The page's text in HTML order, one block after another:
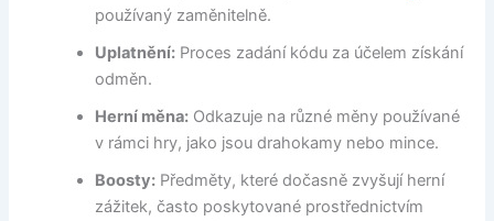
používaný zaměnitelně.
Uplatnění: Proces zadání kódu za účelem získání
odměn.
Herní měna: Odkazuje na různé měny používané
v rámci hry, jako jsou drahokamy nebo mince.
Boosty: Předměty, které dočasně zvyšují herní
zážitek, často poskytované prostřednictvím